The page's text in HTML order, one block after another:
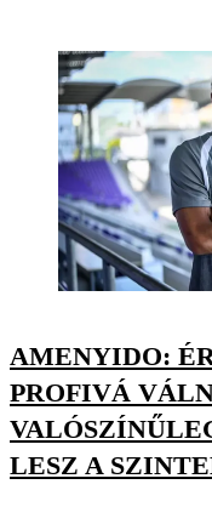
AMENYIDO:
PROFIVÁ
LESZ A